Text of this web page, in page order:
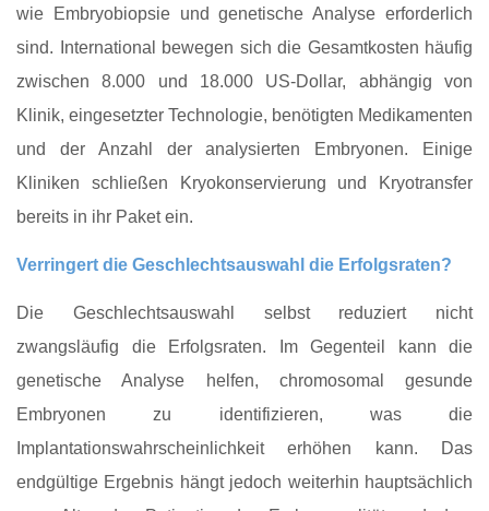
wie Embryobiopsie und genetische Analyse erforderlich
sind. International bewegen sich die Gesamtkosten häufig
zwischen 8.000 und 18.000 US‑Dollar, abhängig von
Klinik, eingesetzter Technologie, benötigten Medikamenten
und der Anzahl der analysierten Embryonen. Einige
Kliniken schließen Kryokonservierung und Kryotransfer
bereits in ihr Paket ein.
Verringert die Geschlechtsauswahl die Erfolgsraten?
Die Geschlechtsauswahl selbst reduziert nicht
zwangsläufig die Erfolgsraten. Im Gegenteil kann die
genetische Analyse helfen, chromosomal gesunde
Embryonen zu identifizieren, was die
Implantationswahrscheinlichkeit erhöhen kann. Das
endgültige Ergebnis hängt jedoch weiterhin hauptsächlich